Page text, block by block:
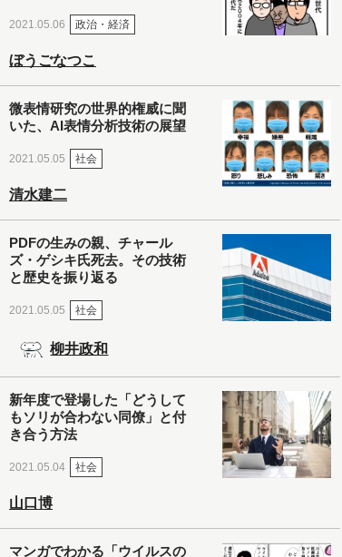
2021.05.06 政治・経済
ぼうごなつこ
微表情研究の世界的権威に聞
いた、AI表情分析技術の展望
2021.05.05 社会
清水建二
PDFの生みの親、チャール
ズ・ゲシキ氏死去。その技術
と歴史を振り返る
2021.05.05 社会
柳井政和
新年度で登場した「どうして
もソリが合わない同僚」と付
き合う方法
2021.05.04 社会
山口博
マンガでわかる「ウイルスの